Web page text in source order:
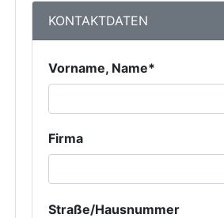
KONTAKTDATEN
Vorname, Name*
Firma
Straße/Hausnummer